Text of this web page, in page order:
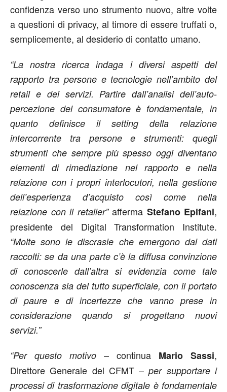
confidenza verso uno strumento nuovo, altre volte
a questioni di privacy, al timore di essere truffati o,
semplicemente, al desiderio di contatto umano.
“La nostra ricerca indaga i diversi aspetti del
rapporto tra persone e tecnologie nell’ambito del
retail e dei servizi. Partire dall’analisi dell’auto-
percezione del consumatore è fondamentale, in
quanto definisce il setting della relazione
intercorrente tra persone e strumenti: quegli
strumenti che sempre più spesso oggi diventano
elementi di rimediazione nel rapporto e nella
relazione con i propri interlocutori, nella gestione
dell’esperienza d’acquisto così come nella
relazione con il retailer”afferma Stefano Epifani,
presidente del Digital Transformation Institute.
“Molte sono le discrasie che emergono dai dati
raccolti: se da una parte c’è la diffusa convinzione
di conoscerle dall’altra si evidenzia come tale
conoscenza sia del tutto superficiale, con il portato
di paure e di incertezze che vanno prese in
considerazione quando si progettano nuovi
servizi.”
“Per questo motivo – continua Mario Sassi,
Direttore Generale del CFMT –per supportare i
processi di trasformazione digitale è fondamentale